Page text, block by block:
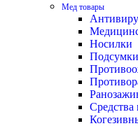
Мед товары
Носилки